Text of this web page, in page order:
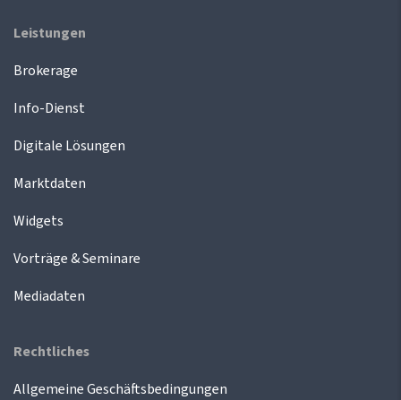
Leistungen
Brokerage
Info-Dienst
Digitale Lösungen
Marktdaten
Widgets
Vorträge & Seminare
Mediadaten
Rechtliches
Allgemeine Geschäftsbedingungen